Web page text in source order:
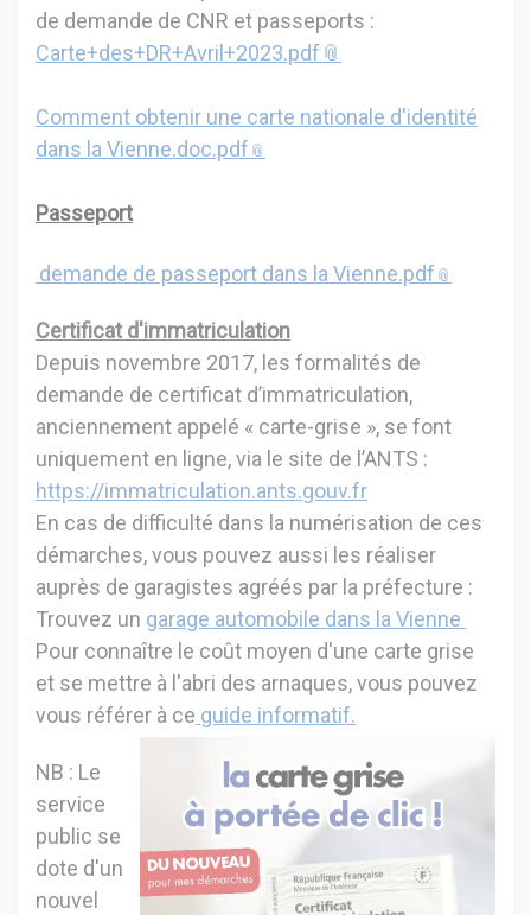
de demande de CNR et passeports :
Carte+des+DR+Avril+2023.pdf
Comment obtenir une carte nationale d'identité
dans la Vienne.doc.pdf
Passeport
demande de passeport dans la Vienne.pdf
Certificat d'immatriculation
Depuis novembre 2017, les formalités de
demande de certificat d’immatriculation,
anciennement appelé « carte-grise », se font
uniquement en ligne, via le site de l’ANTS :
https://immatriculation.ants.gouv.fr
En cas de difficulté dans la numérisation de ces
démarches, vous pouvez aussi les réaliser
auprès de garagistes agréés par la préfecture :
Trouvez un garage automobile dans la Vienne
Pour connaître le coût moyen d'une carte grise
et se mettre à l'abri des arnaques, vous pouvez
vous référer à ce guide informatif.
NB : Le
service
public se
dote d'un
nouvel